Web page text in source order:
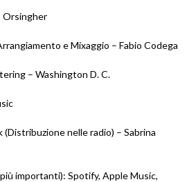
Orsingher
e Mixaggio – Fabio Codega
– Washington D. C.
nelle radio) – Sabrina
importanti): Spotify, Apple Music,